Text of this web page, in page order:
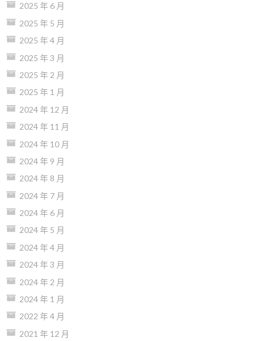
2025 年 6 月
2025 年 5 月
2025 年 4 月
2025 年 3 月
2025 年 2 月
2025 年 1 月
2024 年 12 月
2024 年 11 月
2024 年 10 月
2024 年 9 月
2024 年 8 月
2024 年 7 月
2024 年 6 月
2024 年 5 月
2024 年 4 月
2024 年 3 月
2024 年 2 月
2024 年 1 月
2022 年 4 月
2021 年 12 月